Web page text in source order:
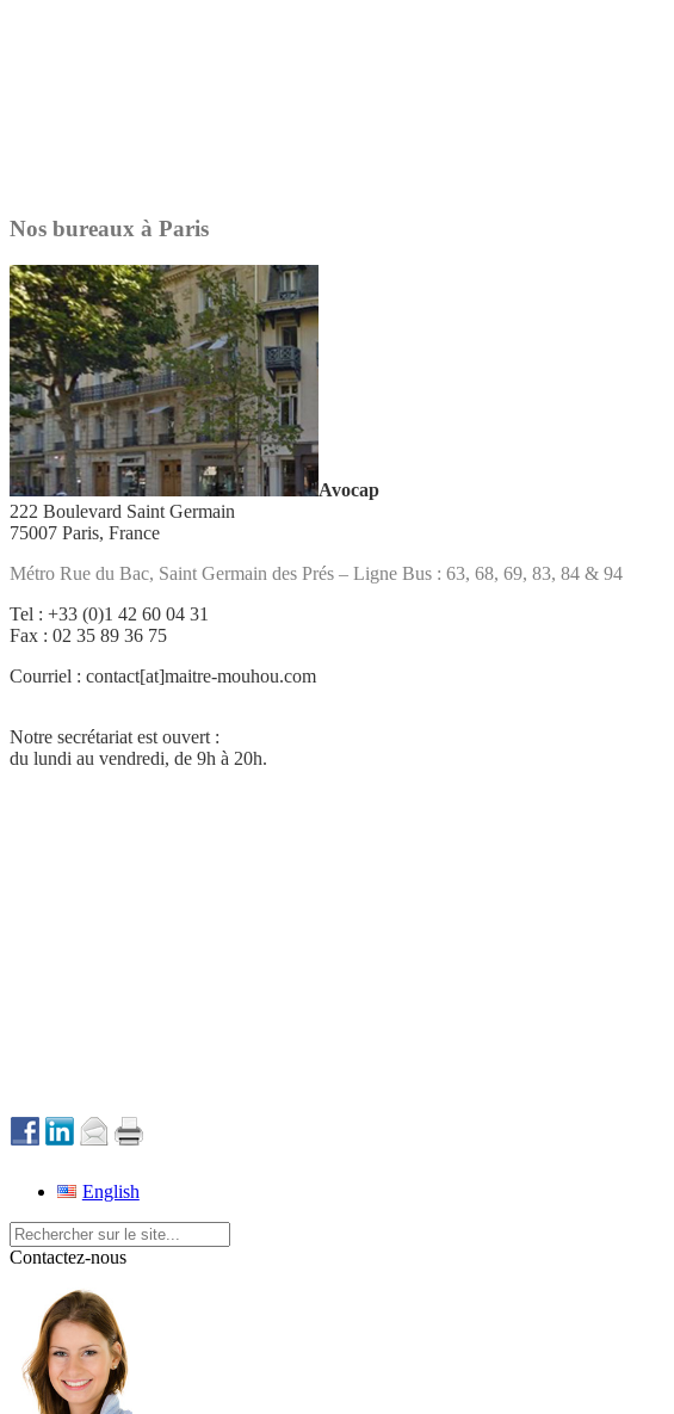
Nos bureaux à Paris
Avocap
222 Boulevard Saint Germain
75007 Paris, France
Métro Rue du Bac, Saint Germain des Prés – Ligne Bus : 63, 68, 69, 83, 84 & 94
Tel : +33 (0)1 42 60 04 31
Fax : 02 35 89 36 75
Courriel : contact[at]maitre-mouhou.com
Notre secrétariat est ouvert :
du lundi au vendredi, de 9h à 20h.
English
Contactez-nous